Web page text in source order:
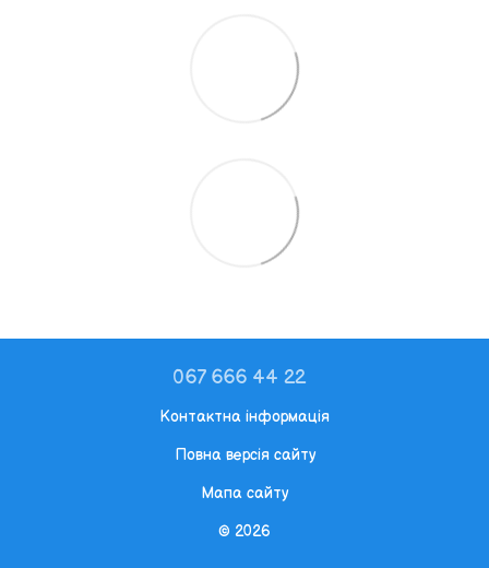
067 666 44 22
Контактна інформація
Повна версія сайту
Мапа сайту
© 2026